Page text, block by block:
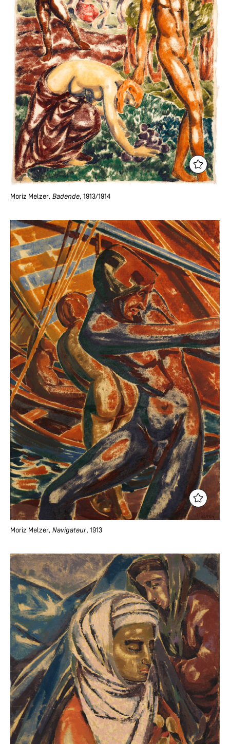
Moriz Melzer, Badende, 1913/1914
Moriz Melzer, Navigateur, 1913